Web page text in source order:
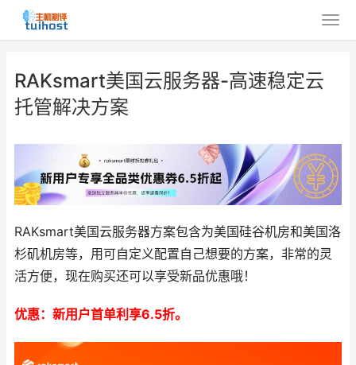
RAKsmart美国云服务器-高速稳定云
托管解决方案
RAKsmart美国云服务器方案包含为美国硅谷机房和美国洛
杉矶机房等，用可自定义配置自己想要的方案，非常的灵
活方便，现在购买还可以享受新品优惠哦！
优惠：新用户首单利享6.5折。